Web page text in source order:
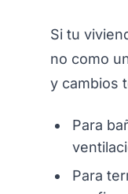
Si tu
no como
y cambios
Para
Para